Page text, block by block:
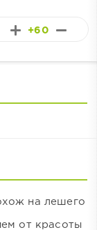
+60
на лешего
от красоты